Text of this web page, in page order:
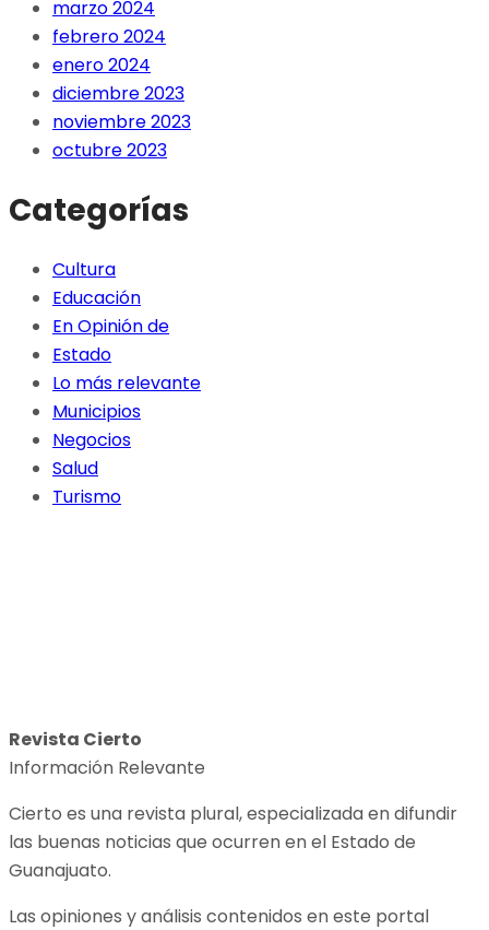
marzo 2024
febrero 2024
enero 2024
diciembre 2023
noviembre 2023
octubre 2023
Categorías
Cultura
Educación
En Opinión de
Estado
Lo más relevante
Municipios
Negocios
Salud
Turismo
Revista Cierto
Información Relevante
Cierto es una revista plural, especializada en difundir
las buenas noticias que ocurren en el Estado de
Guanajuato.
Las opiniones y análisis contenidos en este portal